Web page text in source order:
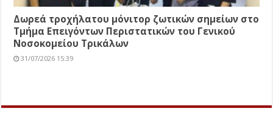
Δωρεά τροχήλατου μόνιτορ ζωτικών σημείων στο
Τμήμα Επειγόντων Περιστατικών του Γενικού
Νοσοκομείου Τρικάλων
31/07/2026 15:39